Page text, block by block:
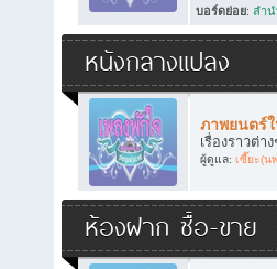
บอร์ดย่อย: ลำน
หนังกลางแปลง
ภาพยนตร์
เรื่องราวต่า
ผู้ดูแล: เซี๊ยะ(น
ห้องฝาก ซื้อ-ขาย